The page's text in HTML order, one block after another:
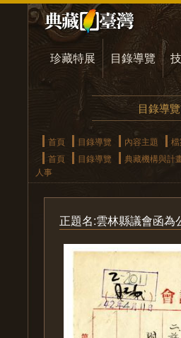
珍藏特展 目錄導覽
目錄導
首頁 目錄導覽 內容主題
首頁
目錄導覽 典藏機構與計
人事
正題名:雲林縣議會函